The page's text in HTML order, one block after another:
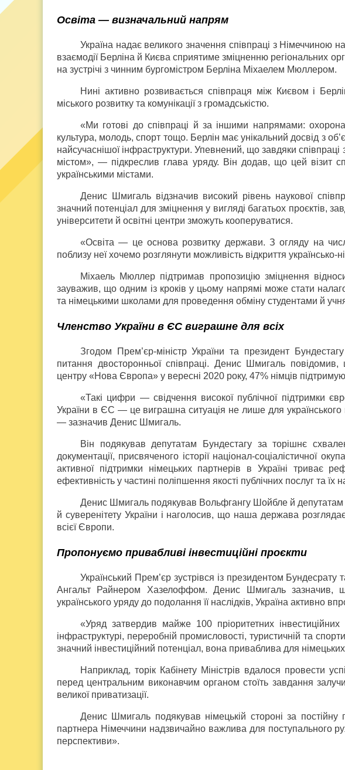
Освіта — визначальний напрям
Україна надає великого значення співпраці з Німеччиною
взаємодії Берліна й Києва сприятиме зміцненню регіональних
на зустрічі з чинним бургомістром Берліна Міхаелем Мюллером.
Нині активно розвивається співпраця між Києвом і
міського розвитку та комунікації з громадськістю.
«Ми готові до співпраці й за іншими напрямами:
культура, молодь, спорт тощо. Берлін має унікальний досвід з
найсучаснішої інфраструктури. Упевнений, що завдяки
містом», — підкреслив глава уряду. Він додав, що цей візит
українськими містами.
Денис Шмигаль відзначив високий рівень наукової
значний потенціал для зміцнення у вигляді багатьох проєктів,
університети й освітні центри зможуть кооперуватися.
«Освіта — це основа розвитку держави. З огляду на
поблизу неї хочемо розглянути можливість відкриття
Міхаель Мюллер підтримав пропозицію зміцнення
зауважив, що одним із кроків у цьому напрямі може стати
та німецькими школами для проведення обміну студентами й
Членство України в ЄС виграшне для всіх
Згодом Прем’єр-міністр України та президент
питання двосторонньої співпраці. Денис Шмигаль повідомив,
центру «Нова Європа» у вересні 2020 року, 47% німців
«Такі цифри — свідчення високої публічної підтримки
України в ЄС — це виграшна ситуація не лише для
— зазначив Денис Шмигаль.
Він подякував депутатам Бундестагу за торішнє
документації, присвяченого історії націонал-соціалістичної
активної підтримки німецьких партнерів в Україні триває
ефективність у частині поліпшення якості публічних послуг та
Денис Шмигаль подякував Вольфгангу Шойбле й депутатам
й суверенітету України і наголосив, що наша держава
всієї Європи.
Пропонуємо привабливі інвестиційні проєкти
Український Прем’єр зустрівся із президентом
Ангальт Райнером Хазелоффом. Денис Шмигаль зазначив,
українського уряду до подолання її наслідків, Україна активно
«Уряд затвердив майже 100 пріоритетних
інфраструктурі, переробній промисловості, туристичній та
значний інвестиційний потенціал, вона приваблива для
Наприклад, торік Кабінету Міністрів вдалося провести
перед центральним виконавчим органом стоїть завдання
великої приватизації.
Денис Шмигаль подякував німецькій стороні за постійну
партнера Німеччини надзвичайно важлива для поступального
перспективи».